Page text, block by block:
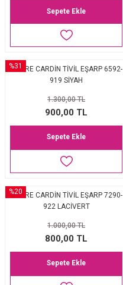
Sepete Ekle
%31
PİERRE CARDİN TİVİL EŞARP 6592-
919 SİYAH
1.300,00 TL
900,00 TL
Sepete Ekle
%20
PİERRE CARDİN TİVİL EŞARP 7290-
922 LACİVERT
1.000,00 TL
800,00 TL
Sepete Ekle